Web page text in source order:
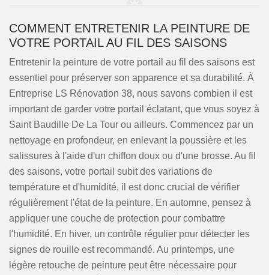
COMMENT ENTRETENIR LA PEINTURE DE
VOTRE PORTAIL AU FIL DES SAISONS
Entretenir la peinture de votre portail au fil des saisons est
essentiel pour préserver son apparence et sa durabilité. À
Entreprise LS Rénovation 38, nous savons combien il est
important de garder votre portail éclatant, que vous soyez à
Saint Baudille De La Tour ou ailleurs. Commencez par un
nettoyage en profondeur, en enlevant la poussière et les
salissures à l'aide d'un chiffon doux ou d'une brosse. Au fil
des saisons, votre portail subit des variations de
température et d'humidité, il est donc crucial de vérifier
régulièrement l'état de la peinture. En automne, pensez à
appliquer une couche de protection pour combattre
l'humidité. En hiver, un contrôle régulier pour détecter les
signes de rouille est recommandé. Au printemps, une
légère retouche de peinture peut être nécessaire pour